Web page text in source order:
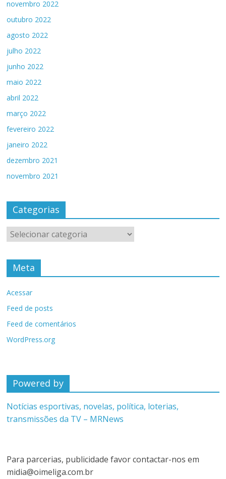
novembro 2022
outubro 2022
agosto 2022
julho 2022
junho 2022
maio 2022
abril 2022
março 2022
fevereiro 2022
janeiro 2022
dezembro 2021
novembro 2021
Categorias
Categorias
Meta
Acessar
Feed de posts
Feed de comentários
WordPress.org
Powered by
Notícias esportivas, novelas, política, loterias,
transmissões da TV – MRNews
Para parcerias, publicidade favor contactar-nos em
midia@oimeliga.com.br